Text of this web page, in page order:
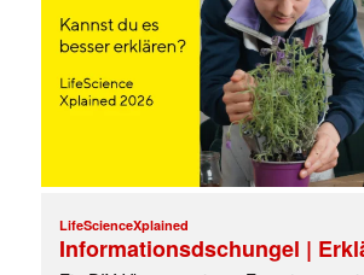
LifeScienceXplained
Informationsdschungel |